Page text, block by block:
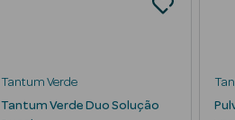
Tantum Verde
Tantum Verde Duo Solução